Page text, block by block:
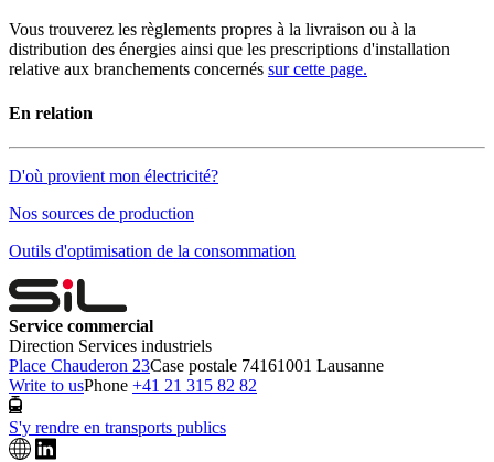
Vous trouverez les règlements propres à la livraison ou à la
distribution des énergies ainsi que les prescriptions d'installation
relative aux branchements concernés sur cette page.
En relation
D'où provient mon électricité?
Nos sources de production
Outils d'optimisation de la consommation
Service commercial
Direction Services industriels
Place Chauderon 23Case postale 74161001 Lausanne
Write to usPhone +41 21 315 82 82
S'y rendre en transports publics